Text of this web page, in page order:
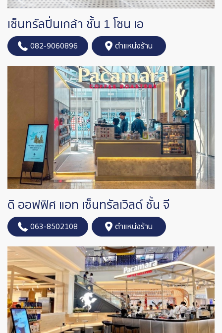
เซ็นทรัลปิ่นเกล้า ชั้น 1 โซน เอ
082-9060896 ตำแหน่งร้าน
ดิ ออฟฟิศ แอท เซ็นทรัลเวิลด์ ชั้น จี
063-8502108 ตำแหน่งร้าน